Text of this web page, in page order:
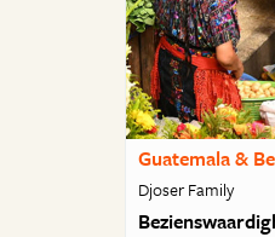
Guatemala &
Djoser Family